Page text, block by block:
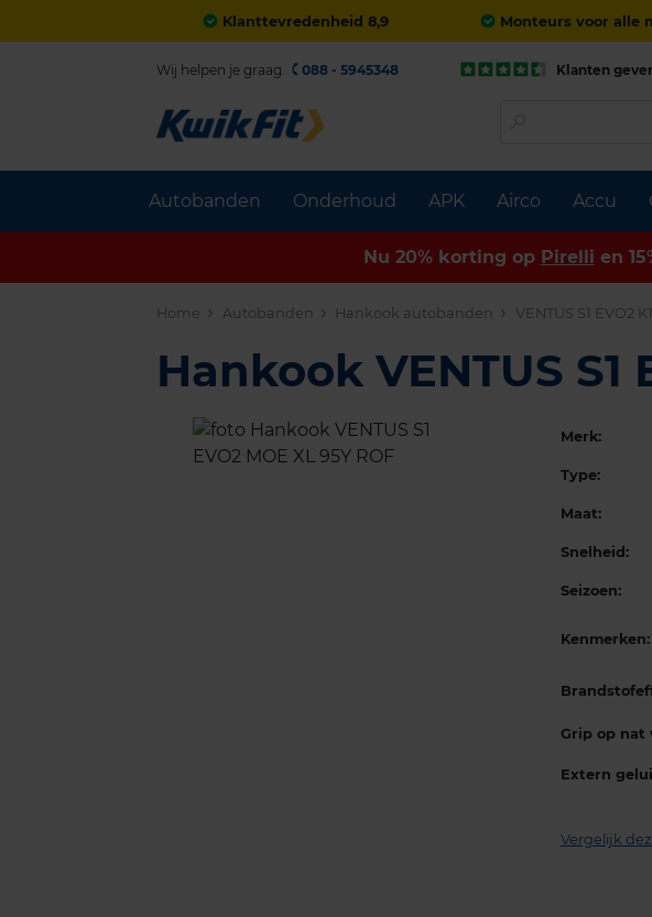
Klanttevredenheid 8,9 Monteurs voor alle
Autobanden Onderhoud APK Airco Accu
Wij helpen je graag. 088 - 5945348 Klanten
Nu 20% korting op Pirelli en
Home Autobanden Hankook autobanden VENTUS S1 EVO2
Hankook VENTUS S1
Merk:
Type:
Maat:
Snelheid:
Seizoen:
Kenmerken:
Grip op nat
Extern
Vergelijk